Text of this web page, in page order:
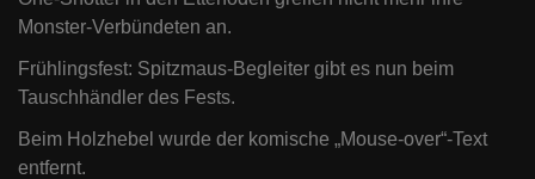
Monster-Verbündeten an.
Frühlingsfest: Spitzmaus-Begleiter gibt es nun beim
Tauschhändler des Fests.
Beim Holzhebel wurde der komische „Mouse-over“-Text
entfernt.